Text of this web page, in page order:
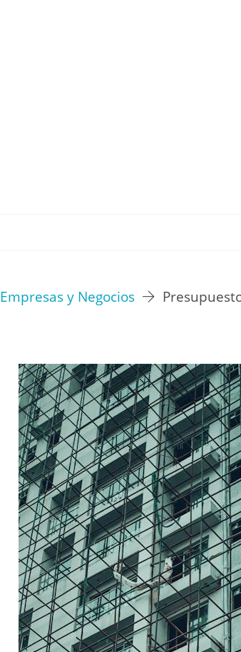
Empresas y Negocios